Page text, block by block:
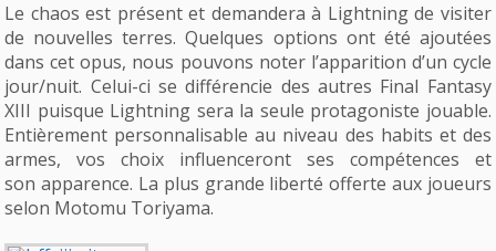
Le chaos est présent et demandera à Lightning de visiter
de nouvelles terres. Quelques options ont été ajoutées
dans cet opus, nous pouvons noter l’apparition d’un cycle
jour/nuit. Celui-ci se différencie des autres Final Fantasy
XIII puisque Lightning sera la seule protagoniste jouable.
Entièrement personnalisable au niveau des habits et des
armes, vos choix influenceront ses compétences et
son apparence. La plus grande liberté offerte aux joueurs
selon Motomu Toriyama.